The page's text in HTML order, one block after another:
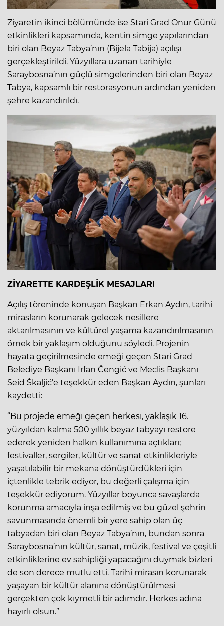
Ziyaretin ikinci bölümünde ise Stari Grad Onur Günü
etkinlikleri kapsamında, kentin simge yapılarından
biri olan Beyaz Tabya’nın (Bijela Tabija) açılışı
gerçekleştirildi. Yüzyıllara uzanan tarihiyle
Saraybosna’nın güçlü simgelerinden biri olan Beyaz
Tabya, kapsamlı bir restorasyonun ardından yeniden
şehre kazandırıldı.
ZİYARETTE KARDEŞLİK MESAJLARI
Açılış töreninde konuşan Başkan Erkan Aydın, tarihi
mirasların korunarak gelecek nesillere
aktarılmasının ve kültürel yaşama kazandırılmasının
örnek bir yaklaşım olduğunu söyledi. Projenin
hayata geçirilmesinde emeği geçen Stari Grad
Belediye Başkanı Irfan Čengić ve Meclis Başkanı
Seid Škaljić’e teşekkür eden Başkan Aydın, şunları
kaydetti:
“Bu projede emeği geçen herkesi, yaklaşık 16.
yüzyıldan kalma 500 yıllık beyaz tabyayı restore
ederek yeniden halkın kullanımına açtıkları;
festivaller, sergiler, kültür ve sanat etkinlikleriyle
yaşatılabilir bir mekana dönüştürdükleri için
içtenlikle tebrik ediyor, bu değerli çalışma için
teşekkür ediyorum. Yüzyıllar boyunca savaşlarda
korunma amacıyla inşa edilmiş ve bu güzel şehrin
savunmasında önemli bir yere sahip olan üç
tabyadan biri olan Beyaz Tabya’nın, bundan sonra
Saraybosna’nın kültür, sanat, müzik, festival ve çeşitli
etkinliklerine ev sahipliği yapacağını duymak bizleri
de son derece mutlu etti. Tarihi mirasın korunarak
yaşayan bir kültür alanına dönüştürülmesi
gerçekten çok kıymetli bir adımdır. Herkes adına
hayırlı olsun.”